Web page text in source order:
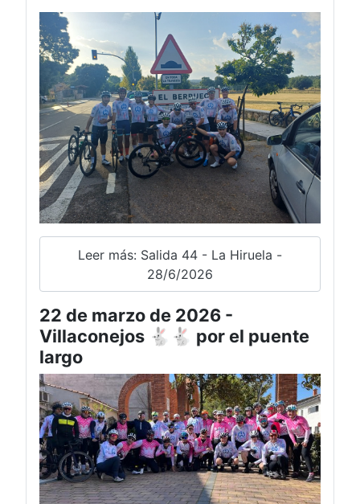
Leer más: Salida 44 - La Hiruela -
28/6/2026
22 de marzo de 2026 -
Villaconejos 🐇🐇 por el puente
largo